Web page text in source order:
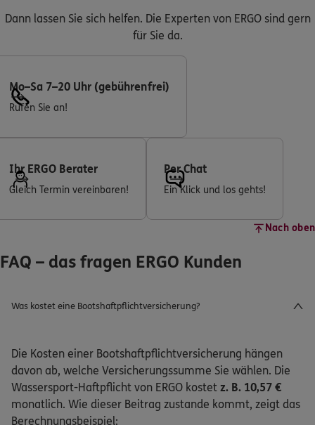
Dann lassen Sie sich helfen. Die Experten von ERGO sind gern
für Sie da.
Mo–Sa 7–20 Uhr (gebührenfrei)
Rufen Sie an!
Ihr ERGO Berater
Gleich Termin vereinbaren!
Per Chat
Ein Klick und los gehts!
Nach oben
FAQ – das fragen ERGO Kunden
Was kostet eine Bootshaftpflichtversicherung?
Die Kosten einer Bootshaftpflichtversicherung hängen
davon ab, welche Versicherungssumme Sie wählen. Die
Wassersport-Haftpflicht von ERGO kostet z. B. 10,57 €
monatlich. Wie dieser Beitrag zustande kommt, zeigt das
Berechnungsbeispiel: